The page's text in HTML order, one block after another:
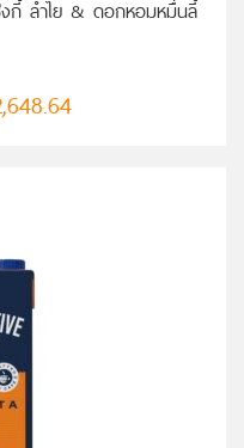
กี้ ลำไย & ดอกหอมหมื่นลี้